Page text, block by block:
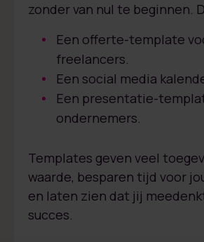
zonder van nul te beginnen.
Een offerte-template
freelancers.
Een social media
Een presentatie-
ondernemers.
Templates geven veel
waarde, besparen tijd voor
en laten zien dat jij
succes.